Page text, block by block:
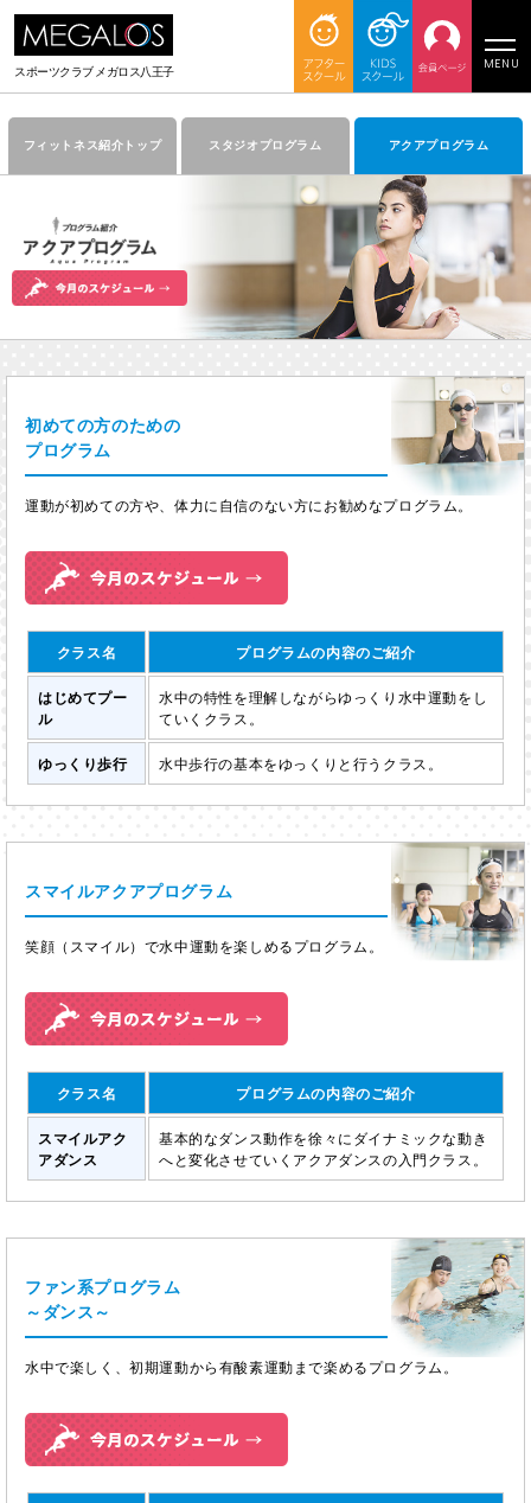
スポーツクラブメガロス八王子
MENU
フィットネス紹介トップ スタジオプログラム アクアプログラム
初めての方のための
プログラム
運動が初めての方や、体力に自信のない方にお勧めなプログラム。
クラス名 プログラムの内容のご紹介
はじめてプー
ル
水中の特性を理解しながらゆっくり水中運動をし
ていくクラス。
ゆっくり歩行 水中歩行の基本をゆっくりと行うクラス。
スマイルアクアプログラム
笑顔（スマイル）で水中運動を楽しめるプログラム。
クラス名 プログラムの内容のご紹介
スマイルアク
アダンス
基本的なダンス動作を徐々にダイナミックな動き
へと変化させていくアクアダンスの入門クラス。
ファン系プログラム
～ダンス～
水中で楽しく、初期運動から有酸素運動まで楽めるプログラム。